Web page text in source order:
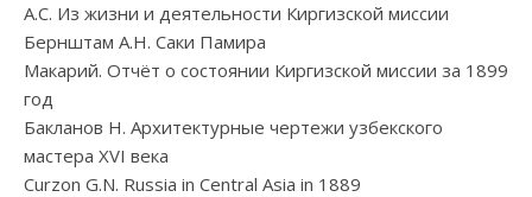
А.С. Из жизни и деятельности Киргизской миссии
Бернштам А.Н. Саки Памира
Макарий. Отчёт о состоянии Киргизской миссии за 1899
год
Бакланов Н. Архитектурные чертежи узбекского
мастера XVI века
Curzon G.N. Russia in Central Asia in 1889